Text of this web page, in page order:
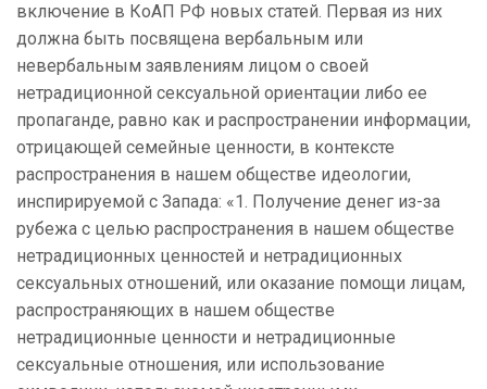
включение в КоАП РФ новых статей. Первая из них
должна быть посвящена вербальным или
невербальным заявлениям лицом о своей
нетрадиционной сексуальной ориентации либо ее
пропаганде, равно как и распространении информации,
отрицающей семейные ценности, в контексте
распространения в нашем обществе идеологии,
инспирируемой с Запада: «1. Получение денег из-за
рубежа с целью распространения в нашем обществе
нетрадиционных ценностей и нетрадиционных
сексуальных отношений, или оказание помощи лицам,
распространяющих в нашем обществе
нетрадиционные ценности и нетрадиционные
сексуальные отношения, или использование